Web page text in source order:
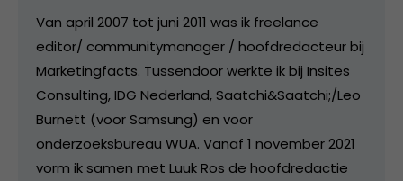
Van april 2007 tot juni 2011 was ik freelance
editor/ communitymanager / hoofdredacteur bij
Marketingfacts. Tussendoor werkte ik bij Insites
Consulting, IDG Nederland, Saatchi&Saatchi;/Leo
Burnett (voor Samsung) en voor
onderzoeksbureau WUA. Vanaf 1 november 2021
vorm ik samen met Luuk Ros de hoofdredactie